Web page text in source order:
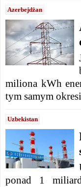
Azerbejdżan
miliona kWh
tym samym
Uzbekistan
ponad 1